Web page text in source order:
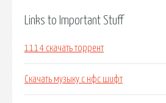
Links to Important Stuff
1114 скачать торрент
Скачать музыку с нфс шифт